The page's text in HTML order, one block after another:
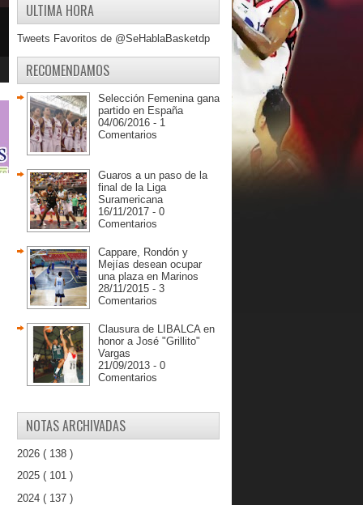
ULTIMA HORA
Tweets Favoritos de @SeHablaBasketdp
RECOMENDAMOS
Selección Femenina gana
partido en España
04/06/2016 - 1
Comentarios
Guaros a un paso de la
final de la Liga
Suramericana
16/11/2017 - 0
Comentarios
Cappare, Rondón y
Mejías desean ocupar
una plaza en Marinos
28/11/2015 - 3
Comentarios
Clausura de LIBALCA en
honor a José "Grillito"
Vargas
21/09/2013 - 0
Comentarios
NOTAS ARCHIVADAS
2026 ( 138 )
2025 ( 101 )
2024 ( 137 )